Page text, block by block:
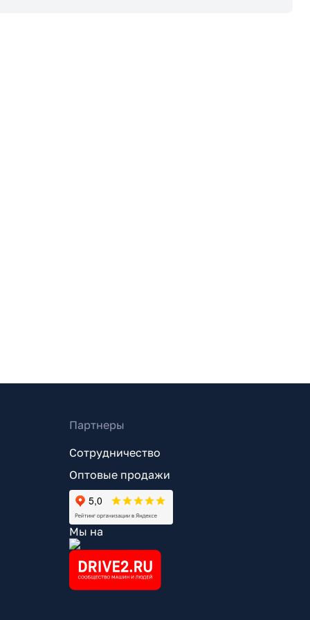
Партнеры
Сотрудничество
Оптовые продажи
Мы на